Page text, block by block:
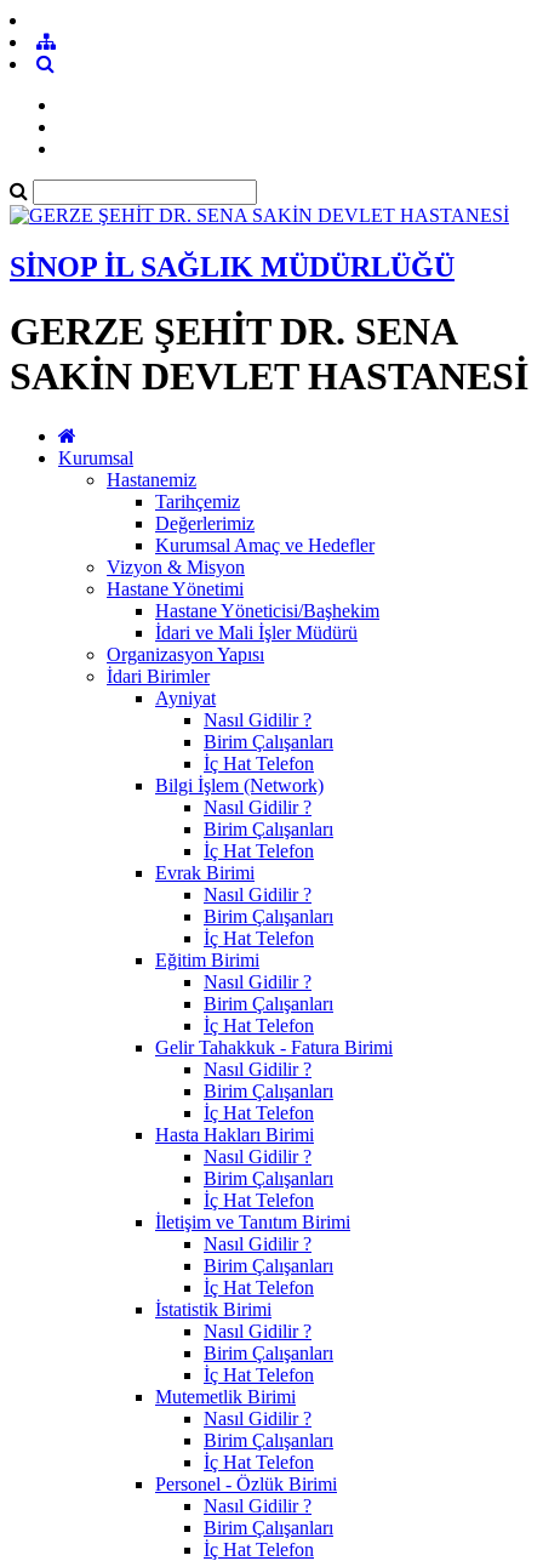
SİNOP İL SAĞLIK MÜDÜRLÜĞÜ
GERZE ŞEHİT DR. SENA
SAKİN DEVLET HASTANESİ
Kurumsal
Hastanemiz
Tarihçemiz
Değerlerimiz
Kurumsal Amaç ve Hedefler
Vizyon & Misyon
Hastane Yönetimi
Hastane Yöneticisi/Başhekim
İdari ve Mali İşler Müdürü
Organizasyon Yapısı
İdari Birimler
Ayniyat
Nasıl Gidilir ?
Birim Çalışanları
İç Hat Telefon
Bilgi İşlem (Network)
Nasıl Gidilir ?
Birim Çalışanları
İç Hat Telefon
Evrak Birimi
Nasıl Gidilir ?
Birim Çalışanları
İç Hat Telefon
Eğitim Birimi
Nasıl Gidilir ?
Birim Çalışanları
İç Hat Telefon
Gelir Tahakkuk - Fatura Birimi
Nasıl Gidilir ?
Birim Çalışanları
İç Hat Telefon
Hasta Hakları Birimi
Nasıl Gidilir ?
Birim Çalışanları
İç Hat Telefon
İletişim ve Tanıtım Birimi
Nasıl Gidilir ?
Birim Çalışanları
İç Hat Telefon
İstatistik Birimi
Nasıl Gidilir ?
Birim Çalışanları
İç Hat Telefon
Mutemetlik Birimi
Nasıl Gidilir ?
Birim Çalışanları
İç Hat Telefon
Personel - Özlük Birimi
Nasıl Gidilir ?
Birim Çalışanları
İç Hat Telefon